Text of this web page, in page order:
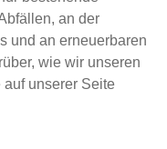
an der
und an erneuerbaren
wie wir unseren
unserer Seite